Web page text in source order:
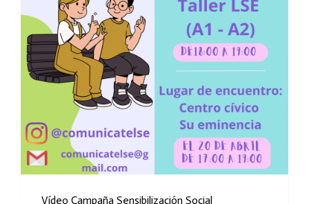
Vídeo Campaña Sensibilización Social